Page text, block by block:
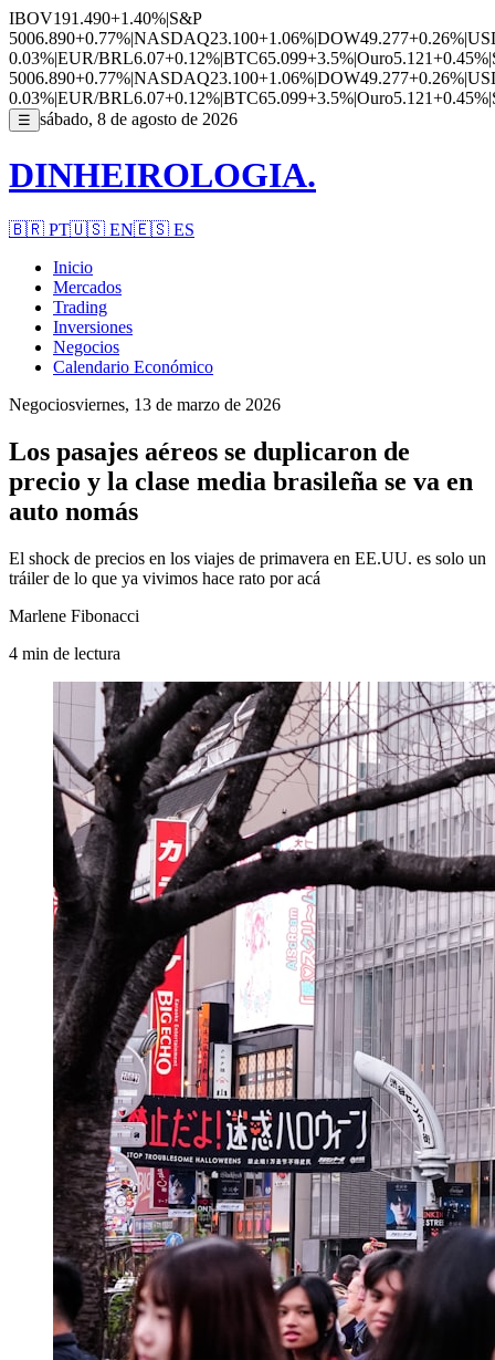
IBOV191.490+1.40%|S&P
5006.890+0.77%|NASDAQ23.100+1.06%|DOW49.277+0.26%|
0.03%|EUR/BRL6.07+0.12%|BTC65.099+3.5%|Ouro5.121+0.45%|
5006.890+0.77%|NASDAQ23.100+1.06%|DOW49.277+0.26%|
0.03%|EUR/BRL6.07+0.12%|BTC65.099+3.5%|Ouro5.121+0.45%|
☰ sábado, 8 de agosto de 2026
DINHEIROLOGIA.
🇧🇷 PT🇺🇸 EN🇪🇸 ES
Inicio
Mercados
Trading
Inversiones
Negocios
Calendario Económico
Negociosviernes, 13 de marzo de 2026
Los pasajes aéreos se duplicaron de
precio y la clase media brasileña se va en
auto nomás
El shock de precios en los viajes de primavera en EE.UU. es solo un
tráiler de lo que ya vivimos hace rato por acá
Marlene Fibonacci
4 min de lectura